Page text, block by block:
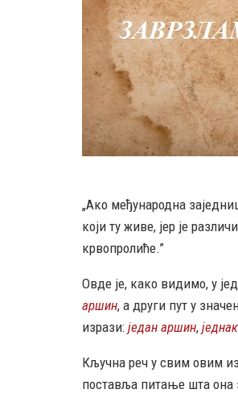
„Ако међународна
који ту живе, јер је
крвопролиће.”
Овде је, како видимо, у
аршин, а други пут у
изрази: један аршин,
Кључна реч у свим овим
поставља питање шта она